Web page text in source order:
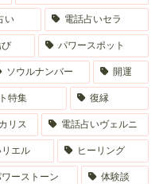
い 電話占いセラ
び パワースポット
ソウルナンバー 開運
特集 復縁
リス 電話占いヴェルニ
エル ヒーリング
ーストーン 体験談